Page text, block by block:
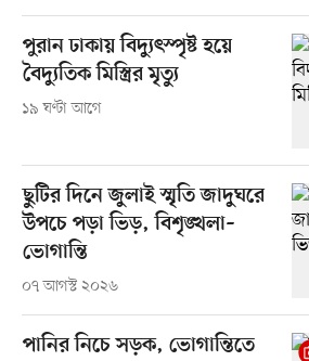
পুরান ঢাকায় বিদ্যুৎস্পৃষ্ট হয়ে
বৈদ্যুতিক মিস্ত্রির মৃত্যু
১৯ ঘণ্টা আগে
ছুটির দিনে জুলাই স্মৃতি জাদুঘরে
উপচে পড়া ভিড়, বিশৃঙ্খলা–
ভোগান্তি
০৭ আগস্ট ২০২৬
পানির নিচে সড়ক, ভোগান্তিতে